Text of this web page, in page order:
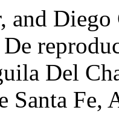
Diego
Del
Santa Fe,